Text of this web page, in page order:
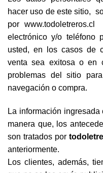
hacer uso de este sitio,
por
electrónico y/o teléfono
usted, en los casos de
venta sea exitosa o en
problemas del sitio
navegación o compra.
La información
manera que, los
son tratados por
anteriormente.
Los clientes, además,